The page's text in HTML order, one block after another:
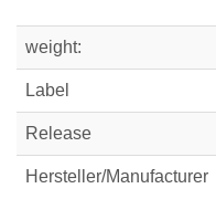
weight:
Label
Release
Hersteller/Manufacturer